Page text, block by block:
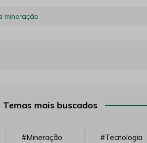
mineração
Temas mais buscados
#mineração #tecnologia